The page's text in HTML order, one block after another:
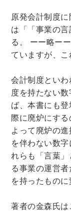
その他
その他
木版画・浮
木版画・浮
原発会計制度
は「「事業の
る。 ーー略ー
ていますが、こ
会計制度とい
度を持たない
ば、本書にも
際に廃炉にす
よって廃炉の
を伴わない数
れらも「言葉
る事業の運営
を持ったものに
著者の金森氏